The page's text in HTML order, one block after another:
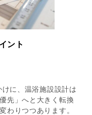
ント
に、温浴施設設計は
先」へと大きく転換
わりつつあります。